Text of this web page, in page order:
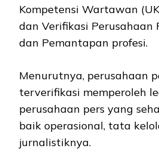
Kompetensi Wartawan
dan Verifikasi Perusahaan
dan Pemantapan profesi.
Menurutnya, perusahaan
terverifikasi memperoleh
perusahaan pers yang
baik operasional, tata
jurnalistiknya.